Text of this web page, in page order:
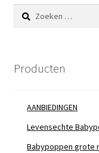
Zoeken
naar:
Producten
AANBIEDINGEN
Levensechte
Babypoppen grote